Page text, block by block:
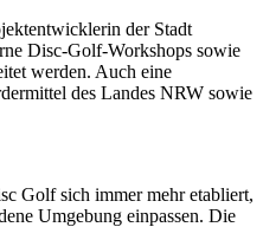
der Stadt
Disc-Golf-Workshops sowie
werden. Auch eine
des Landes NRW sowie
Golf sich immer mehr etabliert,
Umgebung einpassen. Die